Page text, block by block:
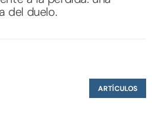
del duelo.
ARTÍCULOS